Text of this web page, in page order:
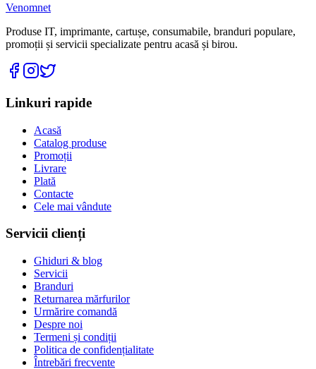
Venomnet
Produse IT, imprimante, cartușe, consumabile, branduri populare,
promoții și servicii specializate pentru acasă și birou.
Linkuri rapide
Acasă
Catalog produse
Promoții
Livrare
Plată
Contacte
Cele mai vândute
Servicii clienți
Ghiduri & blog
Servicii
Branduri
Returnarea mărfurilor
Urmărire comandă
Despre noi
Termeni și condiții
Politica de confidențialitate
Întrebări frecvente